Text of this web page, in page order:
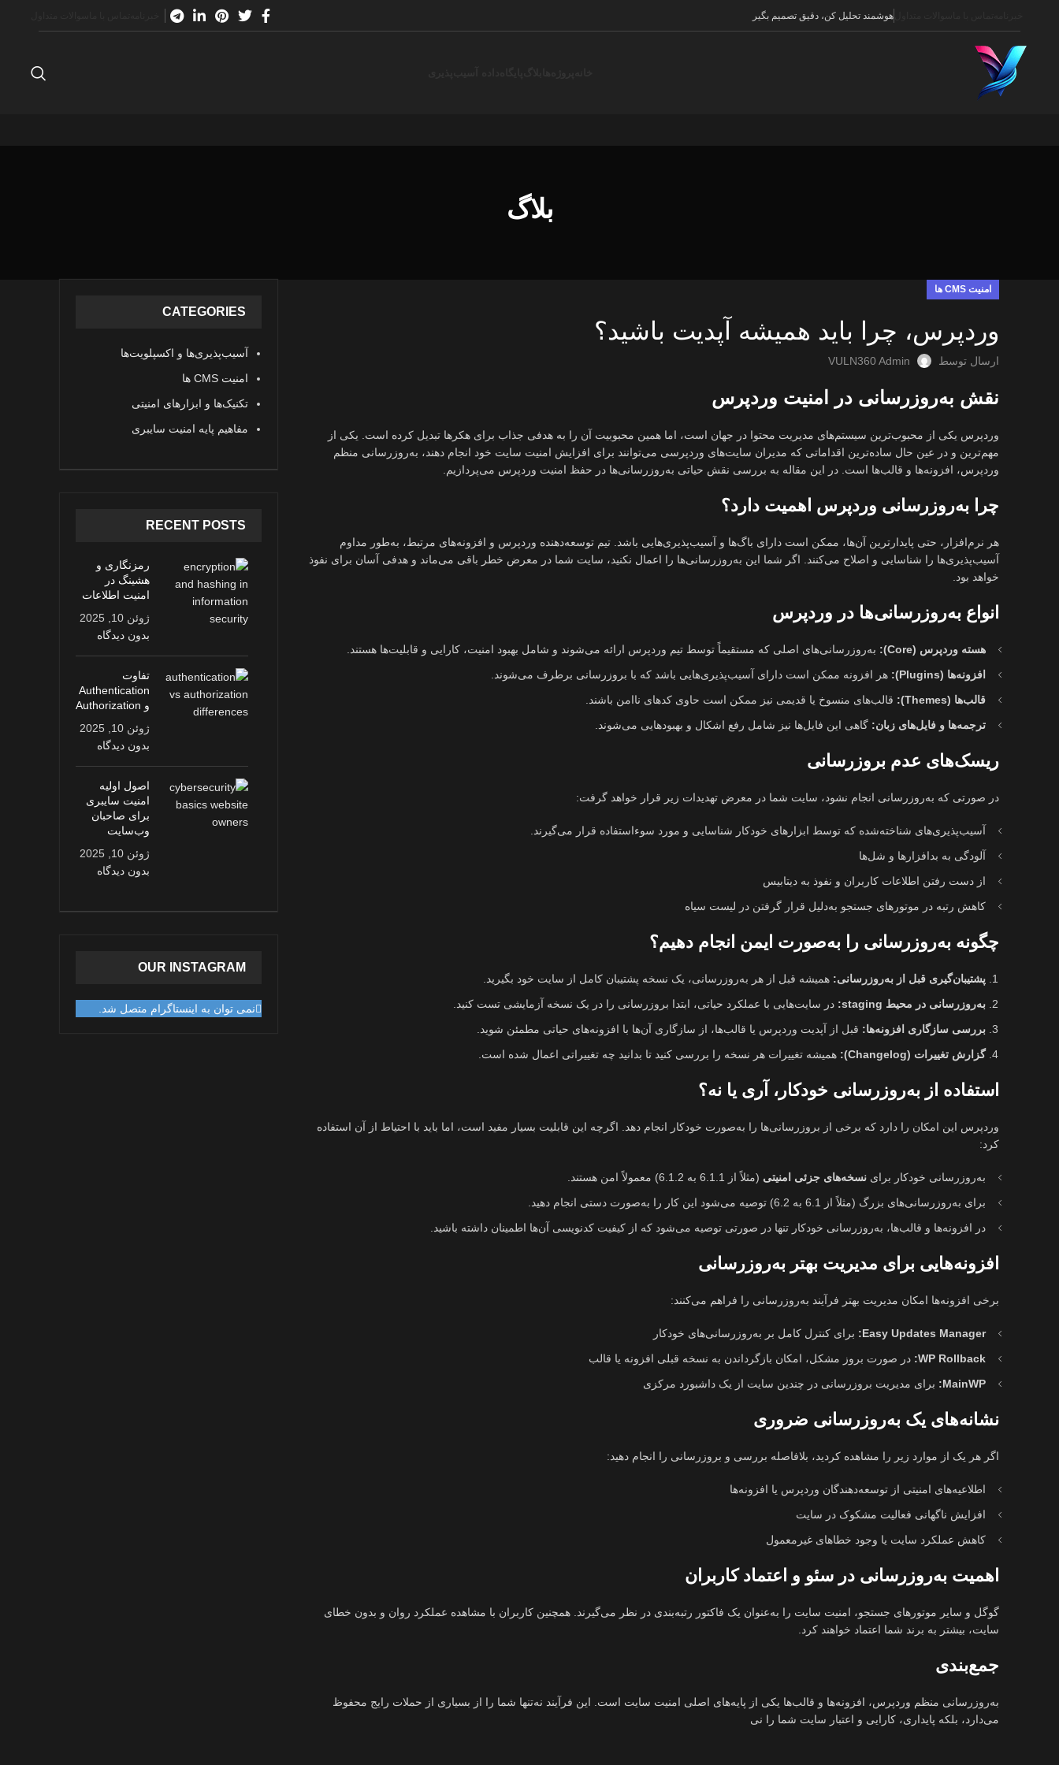
هوشمند تحلیل کن، دقیق تصمیم بگیر
بلاگ
امنیت CMS ها
وردپرس، چرا باید همیشه آپدیت باشید؟
ارسال توسط VULN360 Admin
نقش به‌روزرسانی در امنیت وردپرس
وردپرس یکی از محبوب‌ترین سیستم‌های مدیریت محتوا در جهان است، اما همین محبوبیت آن را به هدفی جذاب برای هکرها تبدیل کرده است. یکی از
مهم‌ترین و در عین حال ساده‌ترین اقداماتی که مدیران سایت‌های وردپرسی می‌توانند برای افزایش امنیت سایت خود انجام دهند، به‌روزرسانی منظم
وردپرس، افزونه‌ها و قالب‌ها است. در این مقاله به بررسی نقش حیاتی به‌روزرسانی‌ها در حفظ امنیت وردپرس می‌پردازیم.
چرا به‌روزرسانی وردپرس اهمیت دارد؟
هر نرم‌افزار، حتی پایدارترین آن‌ها، ممکن است دارای باگ‌ها و آسیب‌پذیری‌هایی باشد. تیم توسعه‌دهنده وردپرس و افزونه‌های مرتبط، به‌طور مداوم
آسیب‌پذیری‌ها را شناسایی و اصلاح می‌کنند. اگر شما این به‌روزرسانی‌ها را اعمال نکنید، سایت شما در معرض خطر باقی می‌ماند و هدفی آسان برای نفوذ
خواهد بود.
انواع به‌روزرسانی‌ها در وردپرس
هسته وردپرس (Core):
به‌روزرسانی‌های اصلی که مستقیماً توسط تیم وردپرس ارائه می‌شوند و شامل بهبود امنیت، کارایی و قابلیت‌ها هستند.
افزونه‌ها (Plugins):
هر افزونه ممکن است دارای آسیب‌پذیری‌هایی باشد که با بروزرسانی برطرف می‌شوند.
قالب‌ها (Themes):
قالب‌های منسوخ یا قدیمی نیز ممکن است حاوی کدهای ناامن باشند.
ترجمه‌ها و فایل‌های زبان: گاهی این فایل‌ها نیز شامل رفع اشکال و بهبودهایی می‌شوند.
ریسک‌های عدم بروزرسانی
در صورتی که به‌روزرسانی انجام نشود، سایت شما در معرض تهدیدات زیر قرار خواهد گرفت:
آسیب‌پذیری‌های شناخته‌شده که توسط ابزارهای خودکار شناسایی و مورد سوءاستفاده قرار می‌گیرند.
آلودگی به بدافزارها و شل‌ها
از دست رفتن اطلاعات کاربران و نفوذ به دیتابیس
کاهش رتبه در موتورهای جستجو به‌دلیل قرار گرفتن در لیست سیاه
چگونه به‌روزرسانی را به‌صورت ایمن انجام دهیم؟
پشتیبان‌گیری قبل از به‌روزرسانی: همیشه قبل از هر به‌روزرسانی، یک نسخه پشتیبان کامل از سایت خود بگیرید.
به‌روزرسانی در محیط staging:
در سایت‌هایی با عملکرد حیاتی، ابتدا بروزرسانی را در یک نسخه آزمایشی تست کنید.
بررسی سازگاری افزونه‌ها: قبل از آپدیت وردپرس یا قالب‌ها، از سازگاری آن‌ها با افزونه‌های حیاتی مطمئن شوید.
گزارش تغییرات (Changelog):
همیشه تغییرات هر نسخه را بررسی کنید تا بدانید چه تغییراتی اعمال شده است.
استفاده از به‌روزرسانی خودکار، آری یا نه؟
وردپرس این امکان را دارد که برخی از بروزرسانی‌ها را به‌صورت خودکار انجام دهد. اگرچه این قابلیت بسیار مفید است، اما باید با احتیاط از آن استفاده
کرد:
به‌روزرسانی خودکار برای نسخه‌های جزئی امنیتی (مثلاً از 6.1.1 به 6.1.2) معمولاً امن هستند.
برای به‌روزرسانی‌های بزرگ (مثلاً از 6.1 به 6.2) توصیه می‌شود این کار را به‌صورت دستی انجام دهید.
در افزونه‌ها و قالب‌ها، به‌روزرسانی خودکار تنها در صورتی توصیه می‌شود که از کیفیت کدنویسی آن‌ها اطمینان داشته باشید.
افزونه‌هایی برای مدیریت بهتر به‌روزرسانی
برخی افزونه‌ها امکان مدیریت بهتر فرآیند به‌روزرسانی را فراهم می‌کنند:
Easy Updates Manager:
برای کنترل کامل بر به‌روزرسانی‌های خودکار
WP Rollback: در صورت بروز مشکل، امکان بازگرداندن به نسخه قبلی افزونه یا قالب
MainWP:
برای مدیریت بروزرسانی در چندین سایت از یک داشبورد مرکزی
نشانه‌های یک به‌روزرسانی ضروری
اگر هر یک از موارد زیر را مشاهده کردید، بلافاصله بررسی و بروزرسانی را انجام دهید:
اطلاعیه‌های امنیتی از توسعه‌دهندگان وردپرس یا افزونه‌ها
افزایش ناگهانی فعالیت مشکوک در سایت
کاهش عملکرد سایت یا وجود خطاهای غیرمعمول
اهمیت به‌روزرسانی در سئو و اعتماد کاربران
گوگل و سایر موتورهای جستجو، امنیت سایت را به‌عنوان یک فاکتور رتبه‌بندی در نظر می‌گیرند. همچنین کاربران با مشاهده عملکرد روان و بدون خطای
سایت، بیشتر به برند شما اعتماد خواهند کرد.
جمع‌بندی
به‌روزرسانی منظم وردپرس، افزونه‌ها و قالب‌ها یکی از پایه‌های اصلی امنیت سایت است. این فرآیند نه‌تنها شما را از بسیاری از حملات رایج محفوظ
می‌دارد، بلکه پایداری، کارایی و اعتبار سایت شما را نی
CATEGORIES
آسیب‌پذیری‌ها و اکسپلویت‌ها
امنیت CMS ها
تکنیک‌ها و ابزارهای امنیتی
مفاهیم پایه امنیت سایبری
RECENT POSTS
رمزنگاری و
هشینگ در
امنیت اطلاعات
ژوئن 10, 2025
بدون دیدگاه
تفاوت
Authentication
و Authorization
ژوئن 10, 2025
بدون دیدگاه
اصول اولیه
امنیت سایبری
برای صاحبان
وب‌سایت
ژوئن 10, 2025
بدون دیدگاه
OUR INSTAGRAM
نمی توان به اینستاگرام متصل شد.